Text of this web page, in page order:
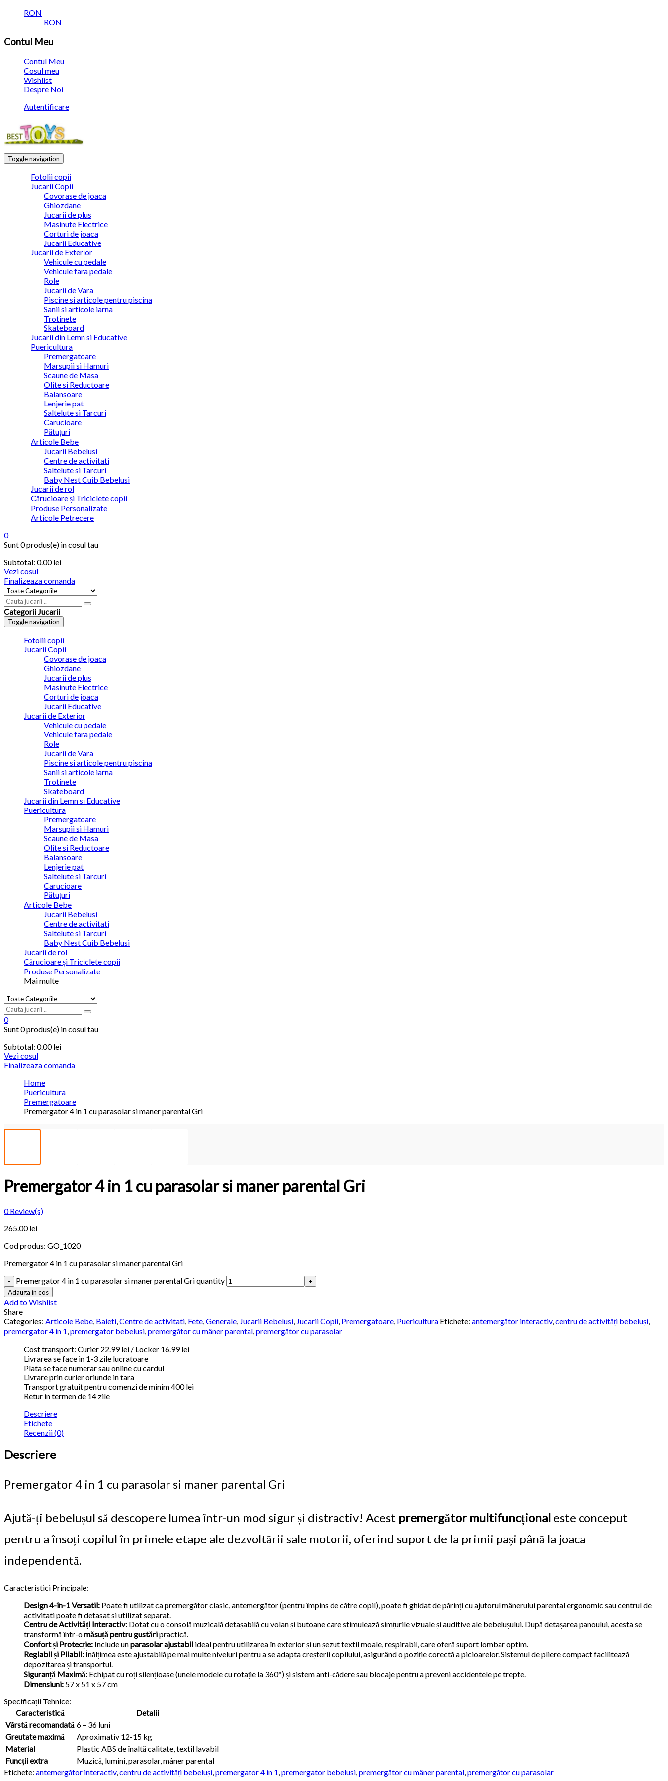
RON
RON
Contul Meu
Contul Meu
Cosul meu
Wishlist
Despre Noi
Autentificare
Toggle navigation
Fotolii copii
Jucarii Copii
Covorase de joaca
Ghiozdane
Jucarii de plus
Masinute Electrice
Corturi de joaca
Jucarii Educative
Jucarii de Exterior
Vehicule cu pedale
Vehicule fara pedale
Role
Jucarii de Vara
Piscine si articole pentru piscina
Sanii si articole iarna
Trotinete
Skateboard
Jucarii din Lemn si Educative
Puericultura
Premergatoare
Marsupii si Hamuri
Scaune de Masa
Olite si Reductoare
Balansoare
Lenjerie pat
Saltelute si Tarcuri
Carucioare
Pătuțuri
Articole Bebe
Jucarii Bebelusi
Centre de activitati
Saltelute si Tarcuri
Baby Nest Cuib Bebelusi
Jucarii de rol
Cărucioare și Triciclete copii
Produse Personalizate
Articole Petrecere
0
Sunt0 produs(e) in cosul tau
Subtotal: 0.00 lei
Vezi cosul
Finalizeaza comanda
Categorii Jucarii
Toggle navigation
Fotolii copii
Jucarii Copii
Covorase de joaca
Ghiozdane
Jucarii de plus
Masinute Electrice
Corturi de joaca
Jucarii Educative
Jucarii de Exterior
Vehicule cu pedale
Vehicule fara pedale
Role
Jucarii de Vara
Piscine si articole pentru piscina
Sanii si articole iarna
Trotinete
Skateboard
Jucarii din Lemn si Educative
Puericultura
Premergatoare
Marsupii si Hamuri
Scaune de Masa
Olite si Reductoare
Balansoare
Lenjerie pat
Saltelute si Tarcuri
Carucioare
Pătuțuri
Articole Bebe
Jucarii Bebelusi
Centre de activitati
Saltelute si Tarcuri
Baby Nest Cuib Bebelusi
Jucarii de rol
Cărucioare și Triciclete copii
Produse Personalizate
Mai multe
0
Sunt0 produs(e) in cosul tau
Subtotal: 0.00 lei
Vezi cosul
Finalizeaza comanda
Home
Puericultura
Premergatoare
Premergator 4 in 1 cu parasolar si maner parental Gri
Premergator 4 in 1 cu parasolar si maner parental Gri
0Review(s)
265.00 lei
Cod produs: GO_1020
Premergator 4 in 1 cu parasolar si maner parental Gri
Premergator 4 in 1 cu parasolar si maner parental Gri quantity
Adauga in cos
Add to Wishlist
Share
Categories: Articole Bebe, Baieti,Centre de activitati, Fete,Generale, Jucarii Bebelusi, Jucarii Copii, Premergatoare, Puericultura Etichete: antemergător interactiv,centru de activități bebeluși,
premergator 4 in 1,premergator bebelusi,premergător cu mâner parental,premergător cu parasolar
Cost transport: Curier 22.99 lei / Locker 16.99 lei
Livrarea se face in 1-3 zile lucratoare
Plata se face numerar sau online cu cardul
Livrare prin curier oriunde in tara
Transport gratuit pentru comenzi de minim 400 lei
Retur in termen de 14 zile
Descriere
Etichete
Recenzii (0)
Descriere
Premergator 4 in 1 cu parasolar si maner parental Gri
Ajută-ți bebelușul să descopere lumea într-un mod sigur și distractiv! Acest premergător multifuncțional este conceput
pentru a însoți copilul în primele etape ale dezvoltării sale motorii, oferind suport de la primii pași până la joaca
independentă.
Caracteristici Principale:
Design 4-în-1 Versatil: Poate fi utilizat ca premergător clasic, antemergător (pentru împins de către copil), poate fi ghidat de părinți cu ajutorul mânerului parental ergonomic sau centrul de
activitati poate fi detasat si utilizat separat.
Centru de Activități Interactiv: Dotat cu o consolă muzicală detașabilă cu volan și butoane care stimulează simțurile vizuale și auditive ale bebelușului. După detașarea panoului, acesta se
transformă într-omăsuță pentru gustăripractică.
Confort și Protecție: Include unparasolar ajustabil ideal pentru utilizarea în exterior și un șezut textil moale, respirabil, care oferă suport lombar optim.
Reglabil și Pliabil:Înălțimea este ajustabilă pe mai multe niveluri pentru a se adapta creșterii copilului, asigurând o poziție corectă a picioarelor. Sistemul de pliere compact facilitează
depozitarea și transportul.
Siguranță Maximă: Echipat cu roți silențioase (unele modele cu rotație la 360°) și sistem anti-cădere sau blocaje pentru a preveni accidentele pe trepte.
Dimensiuni: 57 x 51 x 57 cm
Specificații Tehnice:
Caracteristică
Detalii
Vârstă recomandată 6 – 36 luni
Greutate maximă
Aproximativ 12-15 kg
Material
Plastic ABS de înaltă calitate, textil lavabil
Funcții extra
Muzică, lumini, parasolar, mâner parental
Etichete: antemergător interactiv,centru de activități bebeluși,premergator 4 in 1,premergator bebelusi,premergător cu mâner parental,premergător cu parasolar